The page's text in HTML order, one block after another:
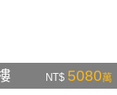
NT$ 5080萬